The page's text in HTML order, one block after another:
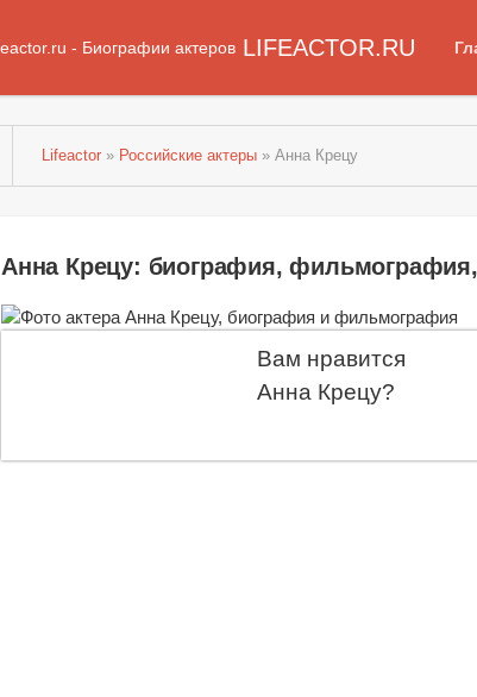
LIFEACTOR.RU
Lifeactor » Российские актеры » Анна Крецу
Анна Крецу: биография,
Вам нравится
Анна Крецу?